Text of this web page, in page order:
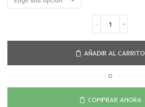
AÑADIR AL CARRITO
O
COMPRAR AHORA